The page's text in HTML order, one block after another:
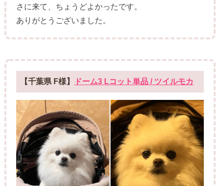
さに来て、ちょうどよかったです。
ありがとうございました。
【千葉県 F様】 ドーム3 Lコット単品 / ツイルモカ